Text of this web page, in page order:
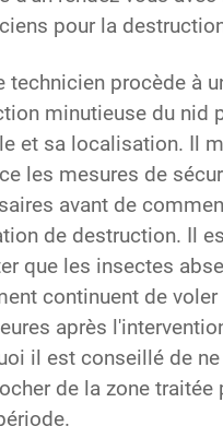
pour la
technicien procède à
minutieuse du nid
et sa localisation. Il
les mesures de
avant de
de destruction. Il
que les insectes
continuent de
après
il est conseillé de
de la zone traitée